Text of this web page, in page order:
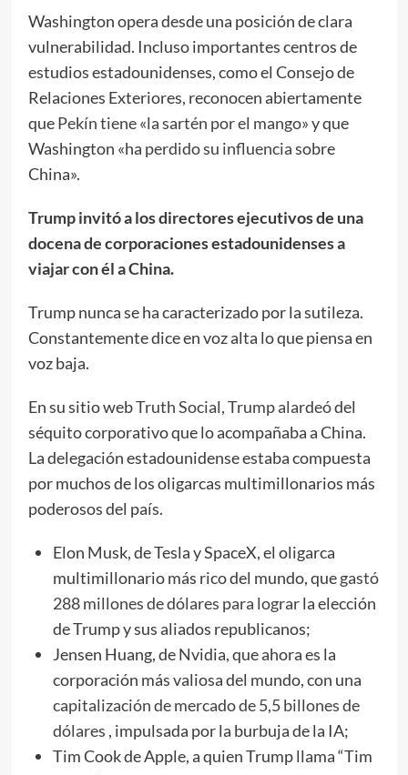
Washington opera desde una posición de clara
vulnerabilidad. Incluso importantes centros de
estudios estadounidenses, como el Consejo de
Relaciones Exteriores, reconocen abiertamente
quePekín tiene «la sartén por el mango»y que
Washington «ha perdido su influenciasobre
China».
Trump invitó a los directores ejecutivos de una
docena de corporaciones estadounidenses a
viajar con él a China.
Trump nunca se ha caracterizado por la sutileza.
Constantemente dice en voz alta lo que piensa en
voz baja.
En su sitio webTruth Social, Trump alardeódel
séquito corporativo que lo acompañaba a China.
La delegación estadounidense estaba compuesta
por muchos de los oligarcas multimillonarios más
poderosos del país.
Elon Musk, de Tesla y SpaceX, el oligarca
multimillonario más rico del mundo, quegastó
288 millones de dólares para lograrla elección
de Trump y sus aliados republicanos;
Jensen Huang, de Nvidia, que ahora es la
corporación más valiosa del mundo, con una
capitalización de mercado de 5,5 billones de
dólares , impulsada por la burbuja de la IA;
Tim Cook de Apple, a quien Trump llama “Tim